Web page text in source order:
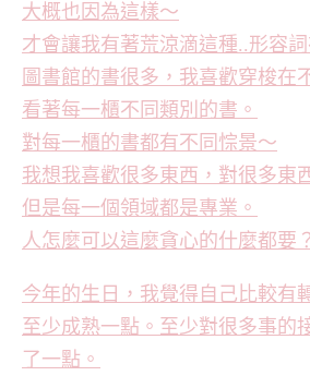
大概也因為這樣～
才會讓我有著荒涼滴這種..形容
圖書館的書很多，我喜歡穿梭在
看著每一櫃不同類別的書。
對每一櫃的書都有不同悰景～
我想我喜歡很多東西，對很多東
但是每一個領域都是專業。
人怎麼可以這麼貪心的什麼都要？
今年的生日，我覺得自己比較有
至少成熟一點。至少對很多事的
了一點。